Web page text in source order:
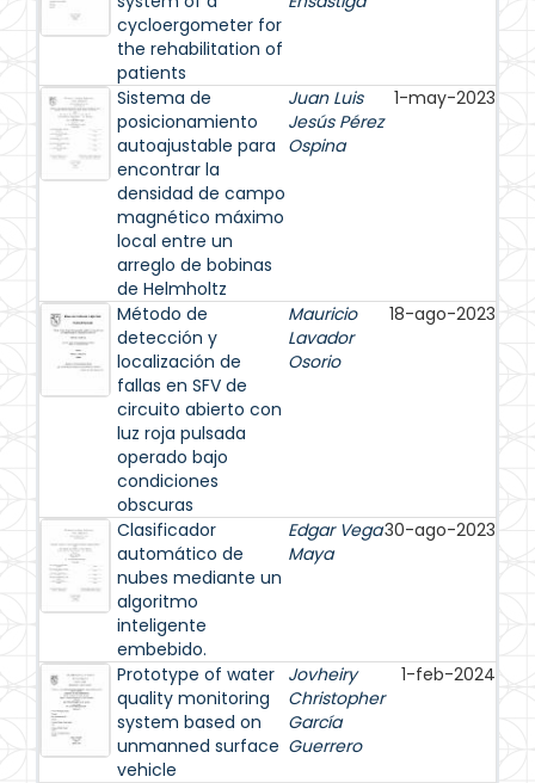
cycloergometer for
the rehabilitation of
patients
Sistema de
posicionamiento
autoajustable para
encontrar la
densidad de campo
magnético máximo
local entre un
arreglo de bobinas
de Helmholtz
Juan Luis
Jesús Pérez
Ospina
1-may-2023
Método de
detección y
localización de
fallas en SFV de
circuito abierto con
luz roja pulsada
operado bajo
condiciones
obscuras
Mauricio
Lavador
Osorio
18-ago-2023
Clasificador
automático de
nubes mediante un
algoritmo
inteligente
embebido.
Edgar Vega
Maya
30-ago-2023
Prototype of water
quality monitoring
system based on
unmanned surface
vehicle
Jovheiry
Christopher
García
Guerrero
1-feb-2024